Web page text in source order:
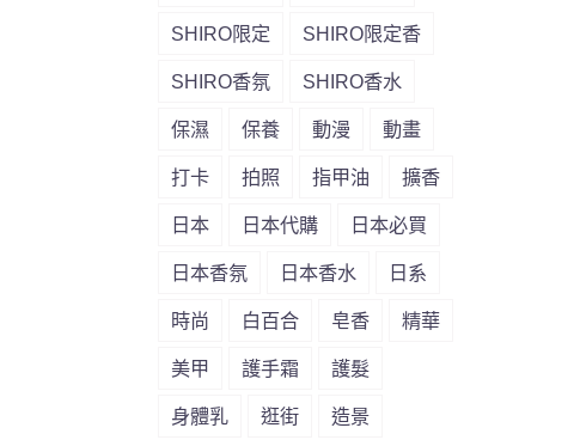
SHIRO限定 SHIRO限定香
SHIRO香氛 SHIRO香水
保濕 保養 動漫 動畫
打卡 拍照 指甲油 擴香
日本 日本代購 日本必買
日本香氛 日本香水 日系
時尚 白百合 皂香 精華
美甲 護手霜 護髮
身體乳 逛街 造景